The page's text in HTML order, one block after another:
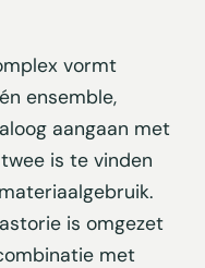
vormt
ensemble,
aangaan met
is te vinden
is omgezet
met